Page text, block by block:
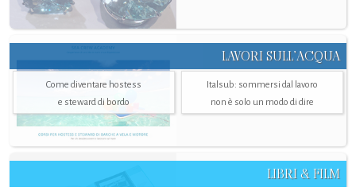
LAVORI SULL’ACQUA
Come diventare hostess
e steward di bordo
Italsub: sommersi dal lavoro
non è solo un modo di dire
LIBRI & FILM